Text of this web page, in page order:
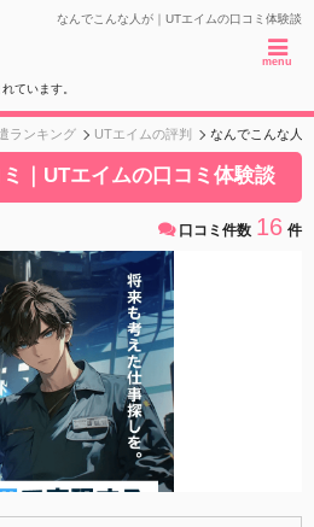
なんでこんな人が｜UTエイムの口コミ体験談
menu
ています。
ランキング UTエイムの評判 なんでこんな人
｜UTエイムの口コミ体験談
口コミ件数 16 件